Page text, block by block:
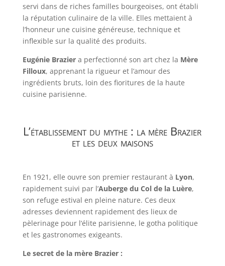
servi dans de riches familles bourgeoises, ont établi
la réputation culinaire de la ville. Elles mettaient à
l’honneur une cuisine généreuse, technique et
inflexible sur la qualité des produits.
Eugénie Braziera perfectionné son art chez la Mère
Filloux, apprenant la rigueur et l’amour des
ingrédients bruts, loin des fioritures de la haute
cuisine parisienne.
L’établissement du mythe : la mère Brazier
et les deux maisons
En 1921, elle ouvre son premier restaurant à Lyon,
rapidement suivi par l’Auberge du Col de la Luère,
son refuge estival en pleine nature. Ces deux
adresses deviennent rapidement des lieux de
pèlerinage pour l’élite parisienne, le gotha politique
et les gastronomes exigeants.
Le secret de la mère Brazier :